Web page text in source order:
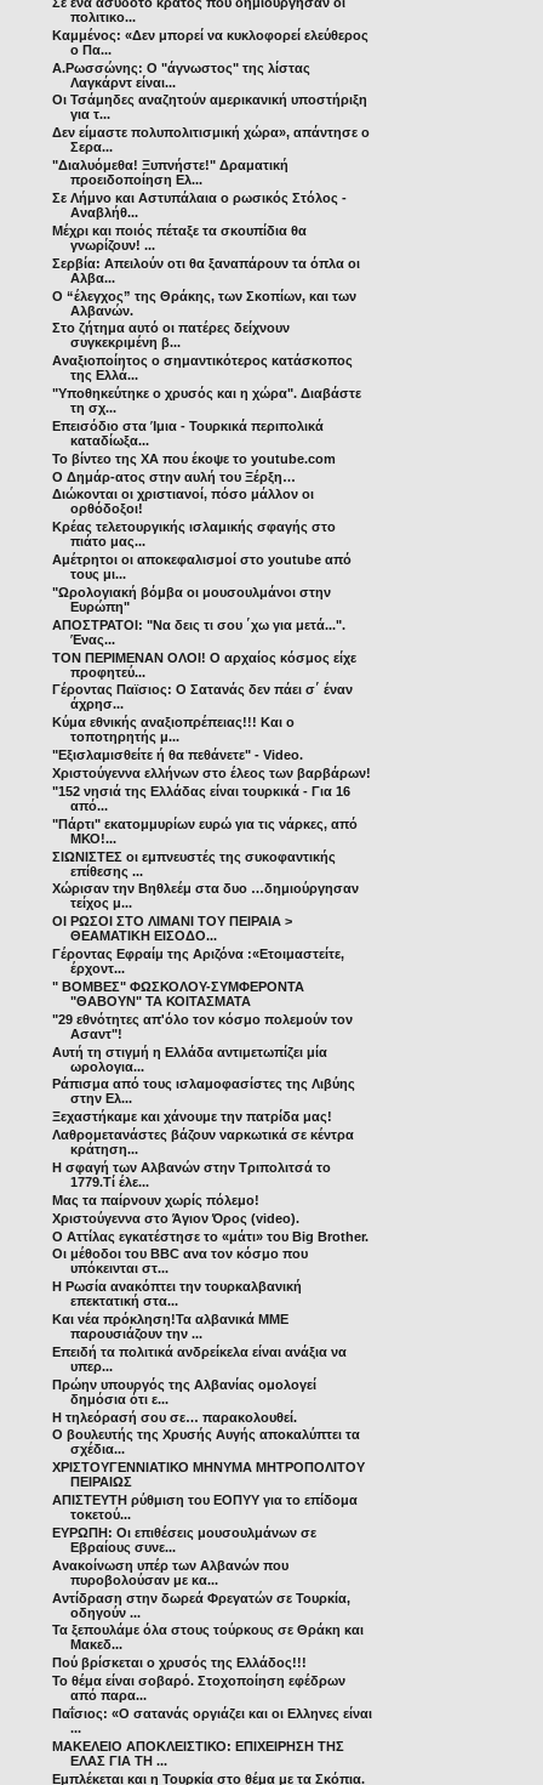
πολιτικο...
Καμμένος: «Δεν μπορεί να κυκλοφορεί ελεύθερος
ο Πα...
Α.Ρωσσώνης: Ο "άγνωστος" της λίστας
Λαγκάρντ είναι...
Οι Τσάμηδες αναζητούν αμερικανική υποστήριξη
για τ...
Δεν είμαστε πολυπολιτισμική χώρα», απάντησε ο
Σερα...
"Διαλυόμεθα! Ξυπνήστε!" Δραματική
προειδοποίηση Ελ...
Σε Λήμνο και Αστυπάλαια ο ρωσικός Στόλος -
Αναβλήθ...
Μέχρι και ποιός πέταξε τα σκουπίδια θα
γνωρίζουν! ...
Σερβία: Απειλούν οτι θα ξαναπάρουν τα όπλα οι
Αλβα...
O “έλεγχος” της Θράκης, των Σκοπίων, και των
Αλβανών.
Στο ζήτημα αυτό οι πατέρες δείχνουν
συγκεκριμένη β...
Αναξιοποίητος ο σημαντικότερος κατάσκοπος
της Ελλά...
"Υποθηκεύτηκε ο χρυσός και η χώρα". Διαβάστε
τη σχ...
Επεισόδιο στα Ίμια - Τουρκικά περιπολικά
καταδίωξα...
Το βίντεο της ΧΑ που έκοψε το youtube.com
Ο Δημάρ-ατος στην αυλή του Ξέρξη…
Διώκονται οι χριστιανοί, πόσο μάλλον οι
ορθόδοξοι!
Κρέας τελετουργικής ισλαμικής σφαγής στο
πιάτο μας...
Αμέτρητοι οι αποκεφαλισμοί στο youtube από
τους μι...
"Ωρολογιακή βόμβα οι μουσουλμάνοι στην
Ευρώπη"
ΑΠΟΣΤΡΑΤΟΙ: "Να δεις τι σου ΄χω για μετά...".
Ένας...
TON ΠΕΡΙΜΕΝΑΝ ΟΛΟΙ! Ο αρχαίος κόσμος είχε
προφητεύ...
Γέροντας Παϊσιος: Ο Σατανάς δεν πάει σ΄ έναν
άχρησ...
Κύμα εθνικής αναξιοπρέπειας!!! Και ο
τοποτηρητής μ...
"Eξισλαμισθείτε ή θα πεθάνετε" - Video.
Χριστούγεννα ελλήνων στο έλεος των βαρβάρων!
"152 νησιά της Ελλάδας είναι τουρκικά - Για 16
από...
"Πάρτι" εκατομμυρίων ευρώ για τις νάρκες, από
ΜΚΟ!...
ΣΙΩΝΙΣΤΕΣ οι εμπνευστές της συκοφαντικής
επίθεσης ...
Χώρισαν την Βηθλεέμ στα δυο …δημιούργησαν
τείχος μ...
ΟΙ ΡΩΣΟΙ ΣΤΟ ΛΙΜΑΝΙ ΤΟΥ ΠΕΙΡΑΙΑ >
ΘΕΑΜΑΤΙΚΗ ΕΙΣΟΔΟ...
Γέροντας Εφραίμ της Αριζόνα :«Ετοιμαστείτε,
έρχοντ...
" ΒΟΜΒΕΣ" ΦΩΣΚΟΛΟΥ-ΣΥΜΦΕΡΟΝΤΑ
"ΘΑΒΟΥΝ" ΤΑ ΚΟΙΤΑΣΜΑΤΑ
"29 εθνότητες απ'όλο τον κόσμο πολεμούν τον
Ασαντ"!
Αυτή τη στιγμή η Ελλάδα αντιμετωπίζει μία
ωρολογια...
Ράπισμα από τους ισλαμοφασίστες της Λιβύης
στην Ελ...
Ξεχαστήκαμε και χάνουμε την πατρίδα μας!
Λαθρομετανάστες βάζουν ναρκωτικά σε κέντρα
κράτηση...
Η σφαγή των Αλβανών στην Τριπολιτσά το
1779.Tί έλε...
Μας τα παίρνουν χωρίς πόλεμο!
Χριστούγεννα στο Άγιον Όρος (video).
Ο Αττίλας εγκατέστησε το «μάτι» του Big Brother.
Οι μέθοδοι του BΒC ανα τον κόσμο που
υπόκεινται στ...
Η Ρωσία ανακόπτει την τουρκαλβανική
επεκτατική στα...
Kαι νέα πρόκληση!Τα αλβανικά ΜΜΕ
παρουσιάζουν την ...
Επειδή τα πολιτικά ανδρείκελα είναι ανάξια να
υπερ...
Πρώην υπουργός της Αλβανίας ομολογεί
δημόσια ότι ε...
Η τηλεόρασή σου σε… παρακολουθεί.
Ο βουλευτής της Χρυσής Αυγής αποκαλύπτει τα
σχέδια...
ΧΡΙΣΤΟΥΓΕΝΝΙΑΤΙΚΟ ΜΗΝΥΜΑ ΜΗΤΡΟΠΟΛΙΤΟΥ
ΠΕΙΡΑΙΩΣ
ΑΠΙΣΤΕΥΤΗ ρύθμιση του ΕΟΠΥΥ για το επίδομα
τοκετού...
ΕΥΡΩΠΗ: Οι επιθέσεις μουσουλμάνων σε
Εβραίους συνε...
Ανακοίνωση υπέρ των Αλβανών που
πυροβολούσαν με κα...
Αντίδραση στην δωρεά Φρεγατών σε Τουρκία,
οδηγούν ...
Τα ξεπουλάμε όλα στους τούρκους σε Θράκη και
Μακεδ...
Πού βρίσκεται ο χρυσός της Ελλάδος!!!
Το θέμα είναι σοβαρό. Στοχοποίηση εφέδρων
από παρα...
Παΐσιος: «Ο σατανάς οργιάζει και οι Ελληνες είναι
...
ΜΑΚΕΛΕΙΟ ΑΠΟΚΛΕΙΣΤΙΚΟ: ΕΠΙΧΕΙΡΗΣΗ ΤΗΣ
ΕΛΑΣ ΓΙΑ ΤΗ ...
Εμπλέκεται και η Τουρκία στο θέμα με τα Σκόπια.